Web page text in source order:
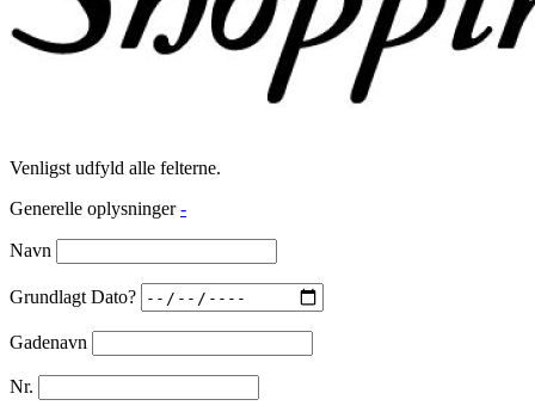
Venligst udfyld alle felterne.
Generelle oplysninger -
Navn
Grundlagt Dato?
Gadenavn
Nr.